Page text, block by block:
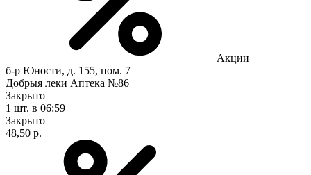
Акции
б-р Юности, д. 155, пом. 7
Добрыя леки Аптека №86
Закрыто
1 шт. в 06:59
Закрыто
48,50 р.